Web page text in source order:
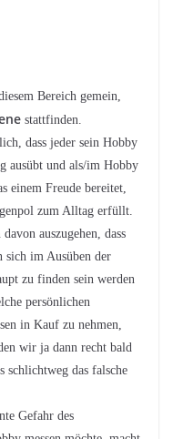
Bereich gemein,
stattfinden.
dass jeder sein Hobby
ausübt und als/im Hobby
einem Freude bereitet,
zum Alltag erfüllt.
auszugehen, dass
sich im Ausüben der
zu finden sein werden
persönlichen
in Kauf zu nehmen,
wir ja dann recht bald
schlichtweg das falsche
Gefahr des